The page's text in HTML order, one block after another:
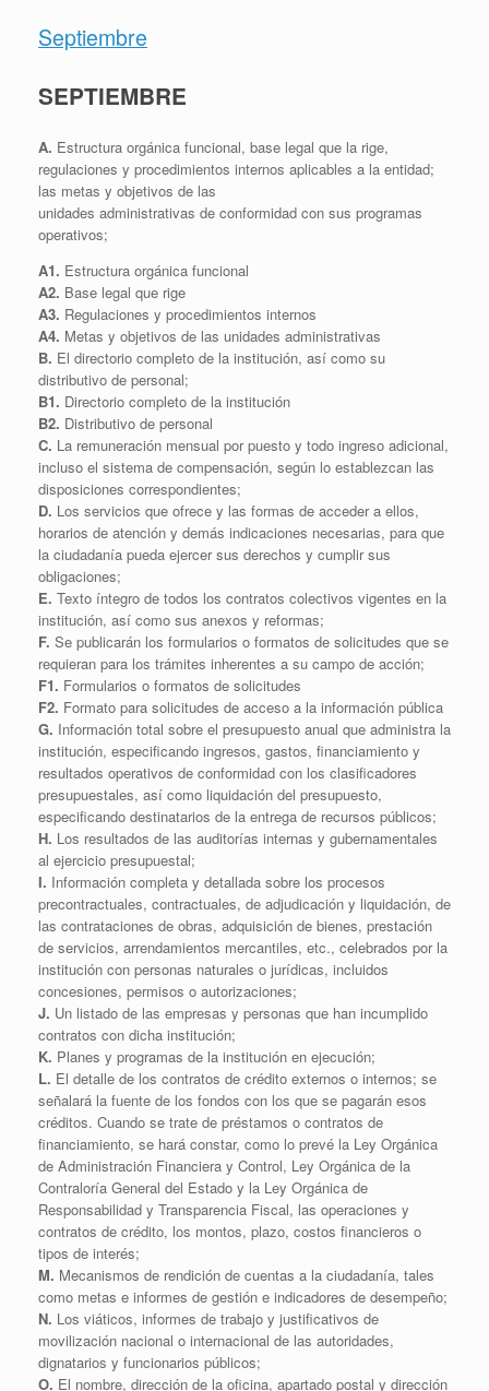
Septiembre
SEPTIEMBRE
A. Estructura orgánica funcional, base legal que la rige,
regulaciones y procedimientos internos aplicables a la entidad;
las metas y objetivos de las
unidades administrativas de conformidad con sus programas
operativos;
A1. Estructura orgánica funcional
A2. Base legal que rige
A3. Regulaciones y procedimientos internos
A4. Metas y objetivos de las unidades administrativas
B. El directorio completo de la institución, así como su
distributivo de personal;
B1. Directorio completo de la institución
B2. Distributivo de personal
C. La remuneración mensual por puesto y todo ingreso adicional,
incluso el sistema de compensación, según lo establezcan las
disposiciones correspondientes;
D. Los servicios que ofrece y las formas de acceder a ellos,
horarios de atención y demás indicaciones necesarias, para que
la ciudadanía pueda ejercer sus derechos y cumplir sus
obligaciones;
E. Texto íntegro de todos los contratos colectivos vigentes en la
institución, así como sus anexos y reformas;
F. Se publicarán los formularios o formatos de solicitudes que se
requieran para los trámites inherentes a su campo de acción;
F1. Formularios o formatos de solicitudes
F2. Formato para solicitudes de acceso a la información pública
G. Información total sobre el presupuesto anual que administra la
institución, especificando ingresos, gastos, financiamiento y
resultados operativos de conformidad con los clasificadores
presupuestales, así como liquidación del presupuesto,
especificando destinatarios de la entrega de recursos públicos;
H. Los resultados de las auditorías internas y gubernamentales
al ejercicio presupuestal;
I. Información completa y detallada sobre los procesos
precontractuales, contractuales, de adjudicación y liquidación, de
las contrataciones de obras, adquisición de bienes, prestación
de servicios, arrendamientos mercantiles, etc., celebrados por la
institución con personas naturales o jurídicas, incluidos
concesiones, permisos o autorizaciones;
J. Un listado de las empresas y personas que han incumplido
contratos con dicha institución;
K. Planes y programas de la institución en ejecución;
L. El detalle de los contratos de crédito externos o internos; se
señalará la fuente de los fondos con los que se pagarán esos
créditos. Cuando se trate de préstamos o contratos de
financiamiento, se hará constar, como lo prevé la Ley Orgánica
de Administración Financiera y Control, Ley Orgánica de la
Contraloría General del Estado y la Ley Orgánica de
Responsabilidad y Transparencia Fiscal, las operaciones y
contratos de crédito, los montos, plazo, costos financieros o
tipos de interés;
M. Mecanismos de rendición de cuentas a la ciudadanía, tales
como metas e informes de gestión e indicadores de desempeño;
N. Los viáticos, informes de trabajo y justificativos de
movilización nacional o internacional de las autoridades,
dignatarios y funcionarios públicos;
O. El nombre, dirección de la oficina, apartado postal y dirección